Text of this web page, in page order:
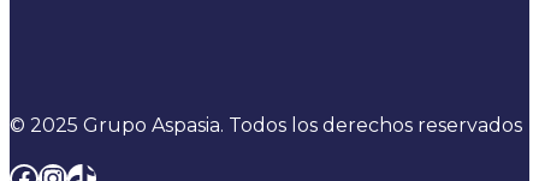
© 2025 Grupo Aspasia. Todos los derechos reservados